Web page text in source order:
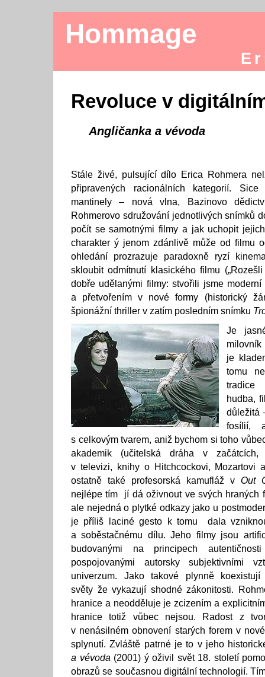
Hommage
Revoluce v
Angličanka a vévoda
Stále živé, pulsující dílo Erica Rohmera
připravených racionálních kategorií.
mantinely – nová vlna, Bazinovo
Rohmerovo sdružování jednotlivých snímků
počít se samotnými filmy a jak uchopit
charakter ý jenom zdánlivě může od filmu
ohledání prozrazuje paradoxně ryzí
skloubit odmítnutí klasického filmu
dobře udělanými filmy: stvořili jsme
a přetvořením v nové formy (historický
špionážní thriller v zatím posledním snímku
Je
je
tomu
tradice
hudba,
důležitá
fosílií,
s celkovým tvarem, aniž bychom si toho
akademik (učitelská dráha v začátcích,
v televizi, knihy o Hitchcockovi, Mozartovi
ostatně také profesorská kamufláž v Out
nejlépe tím jí dá oživnout ve svých hraných
ale nejedná o plytké odkazy jako u
je příliš laciné gesto k tomu dala
a soběstačnému dílu. Jeho filmy jsou
budovanými na principech
pospojovanými autorsky subjektivními
univerzum. Jako takové plynně
světy že vykazují shodné zákonitosti.
hranice a neodděluje je zcizením a
hranice totiž vůbec nejsou. Radost z
v nenásilném obnovení starých forem v
splynutí. Zvláště patrné je to v jeho
a vévoda (2001) ý oživil svět 18. století
obrazů se současnou digitální technologií.